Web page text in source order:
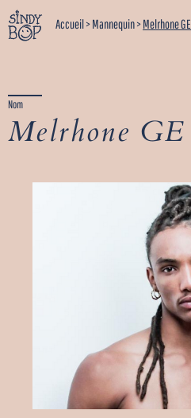
Accueil>Mannequin>Melrhone GE
Nom
Melrhone GE